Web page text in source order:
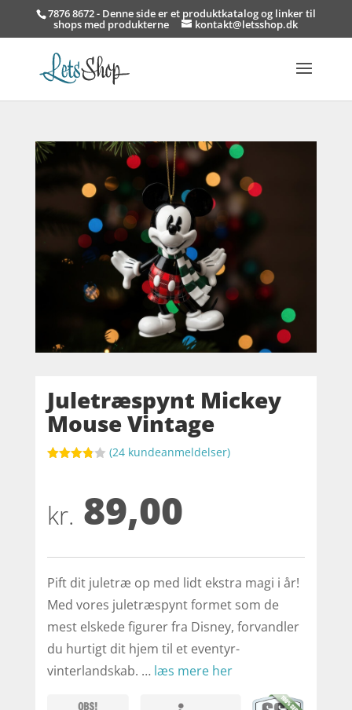
7876 8672 - Denne side er et produktkatalog og linker til
shops med produkterne kontakt@letsshop.dk
Juletræspynt Mickey
Mouse Vintage
baseret
på
er
(24 kundeanmeldelser)
kr. 89,00
Pift dit juletræ op med lidt ekstra magi i år!
Med vores juletræspynt formet som de
mest elskede figurer fra Disney, forvandler
du hurtigt dit hjem til et eventyr-
vinterlandskab. … læs mere her